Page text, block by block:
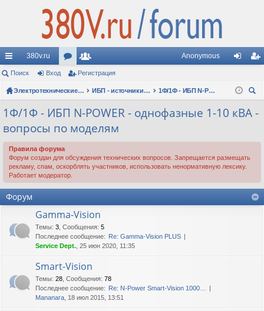
с
ы
лк
и
380v.ru
ор
ум
ы
ол
ьз
ов
ат
ел
и
Anonymous
д ис
ия
Поиск Вход Регистрация
Электротехнические форумы ИБП - источники бесперебойного питания
1Ф/1Ф - ИБП N-POWER - однофазные 1-10 кВА - вопросы по моделям
ск
1Ф/1Ф - ИБП N-POWER - однофазные 1-10 кВА -
вопросы по моделям
Правила форума
Форум создан для обсуждения технических вопросов. Запрещается размещать
рекламу, спам, оскорблять участников, использовать ненормативную лексику.
Работает модератор.
Форум
Gamma-Vision
Темы: 3 Сообщения: 5
Последнее сообщение: Re: Gamma-Vision PLUS
Service Dept. , 25 июн 2020, 11:35
Smart-Vision
Темы: 28 Сообщения: 78
Последнее сообщение: Re: N-Power Smart-Vision 1000…
Mananara , 18 июл 2015, 13:51